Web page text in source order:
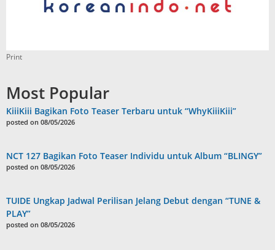
Print
Most Popular
KiiiKiii Bagikan Foto Teaser Terbaru untuk “WhyKiiiKiii”
posted on 08/05/2026
NCT 127 Bagikan Foto Teaser Individu untuk Album “BLINGY”
posted on 08/05/2026
TUIDE Ungkap Jadwal Perilisan Jelang Debut dengan “TUNE &
PLAY”
posted on 08/05/2026